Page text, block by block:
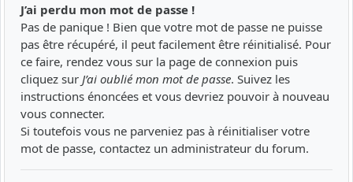
J’ai perdu mon mot de passe !
Pas de panique ! Bien que votre mot de passe ne puisse
pas être récupéré, il peut facilement être réinitialisé. Pour
ce faire, rendez vous sur la page de connexion puis
cliquez sur J’ai oublié mon mot de passe. Suivez les
instructions énoncées et vous devriez pouvoir à nouveau
vous connecter.
Si toutefois vous ne parveniez pas à réinitialiser votre
mot de passe, contactez un administrateur du forum.